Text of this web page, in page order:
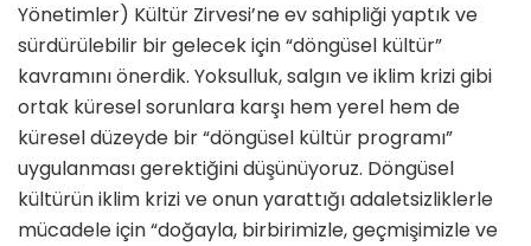
Yönetimler) Kültür Zirvesi’ne ev sahipliği yaptık ve
sürdürülebilir bir gelecek için “döngüsel kültür”
kavramını önerdik. Yoksulluk, salgın ve iklim krizi gibi
ortak küresel sorunlara karşı hem yerel hem de
küresel düzeyde bir “döngüsel kültür programı”
uygulanması gerektiğini düşünüyoruz. Döngüsel
kültürün iklim krizi ve onun yarattığı adaletsizliklerle
mücadele için “doğayla, birbirimizle, geçmişimizle ve